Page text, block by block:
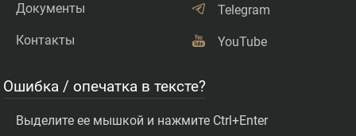
Документы
Контакты
Telegram
YouTube
Ошибка / опечатка в тексте?
Выделите ее мышкой и нажмите Ctrl+Enter